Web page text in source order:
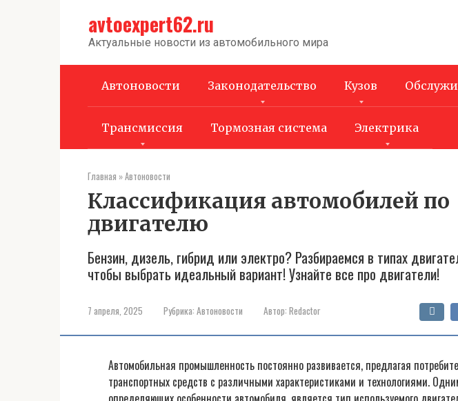
avtoexpert62.ru
Актуальные новости из автомобильного мира
Автоновости Законодательство Кузов
Трансмиссия Тормозная система Электрика
Главная »Автоновости
Классификация автомобилей по
двигателю
Бензин, дизель, гибрид или электро? Разбираемся в типах
чтобы выбрать идеальный вариант! Узнайте все про двигатели!
7 апреля, 2025 Рубрика: Автоновости Автор: Redactor
Автомобильная промышленность постоянно развивается, предлагая
транспортных средств с различными характеристиками и технологиями.